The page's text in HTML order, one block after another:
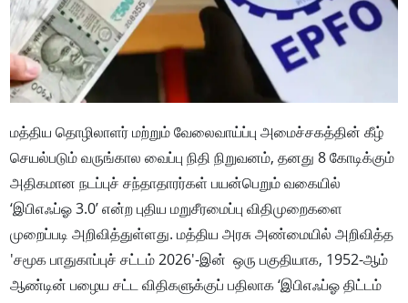
மத்திய தொழிலாளர் மற்றும் வேலைவாய்ப்பு அமைச்சகத்தின் கீழ்
செயல்படும் வருங்கால வைப்பு நிதி நிறுவனம், தனது 8 கோடிக்கும்
அதிகமான நடப்புச் சந்தாதாரர்கள் பயன்பெறும் வகையில்
‘இபிஎஃப்ஓ 3.0’ என்ற புதிய மறுசீரமைப்பு விதிமுறைகளை
முறைப்படி அறிவித்துள்ளது. மத்திய அரசு அண்மையில் அறிவித்த
'சமூக பாதுகாப்புச் சட்டம் 2026'-இன் ஒரு பகுதியாக, 1952-ஆம்
ஆண்டின் பழைய சட்ட விதிகளுக்குப் பதிலாக ‘இபிஎஃப்ஓ திட்டம்